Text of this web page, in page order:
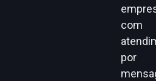
com
por